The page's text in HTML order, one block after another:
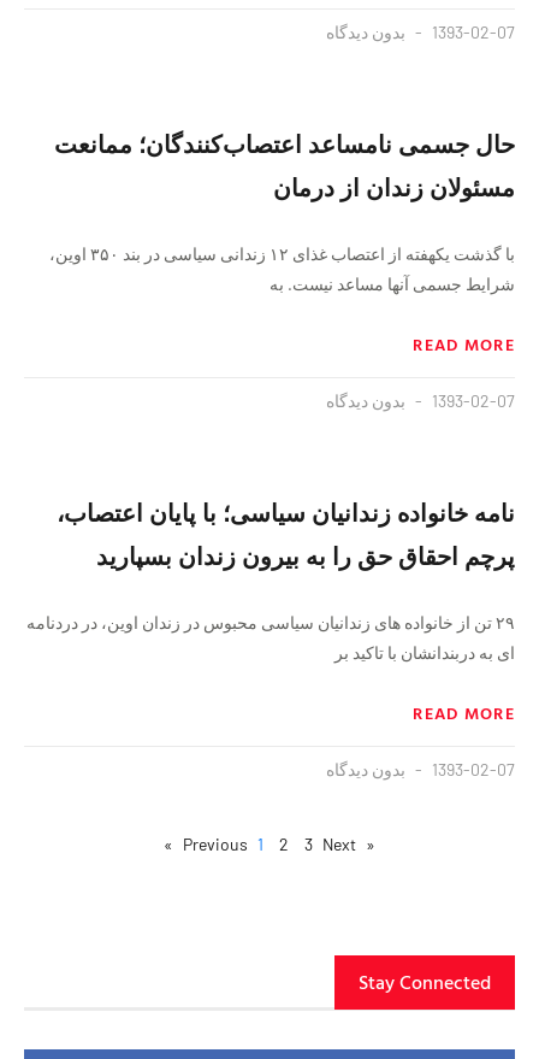
1393-02-07 بدون دیدگاه
حال جسمی نامساعد اعتصاب‌کنندگان؛ ممانعت
مسئولان زندان از درمان
با گذشت یکهفته از اعتصاب غذای ۱۲ زندانی سیاسی در بند ۳۵۰ اوین،
شرایط جسمی آنها مساعد نیست. به
READ MORE
1393-02-07 بدون دیدگاه
‫نامه خانواده زندانیان سیاسی؛ با پایان اعتصاب،
پرچم احقاق حق را به بیرون زندان بسپارید‬
۲۹ تن از خانواده های زندانیان سیاسی محبوس در زندان اوین، در دردنامه
ای به دربندانشان با تاکید بر
READ MORE
1393-02-07 بدون دیدگاه
« Previous
1 2 3 Next »
Stay Connected